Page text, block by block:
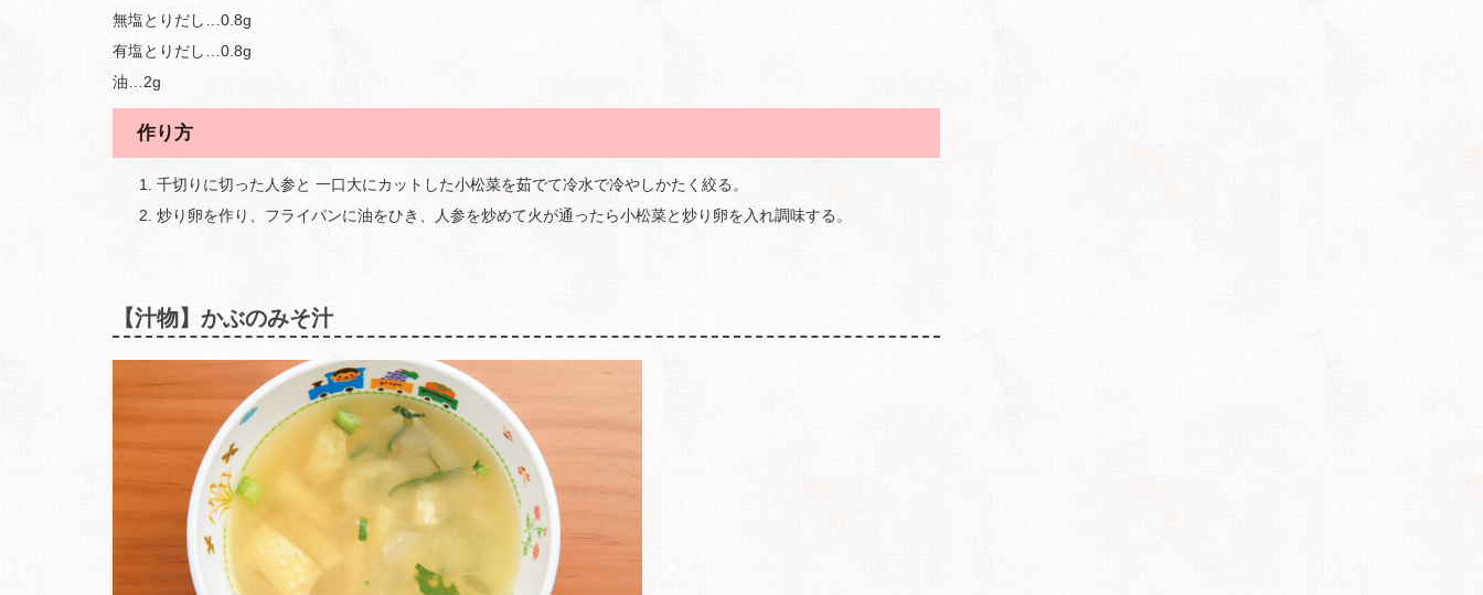
無塩とりだし…0.8g
有塩とりだし…0.8g
油…2g
作り方
千切りに切った人参と 一口大にカットした小松菜を茹でて冷水で冷やしかたく絞る。
炒り卵を作り、フライパンに油をひき、人参を炒めて火が通ったら小松菜と炒り卵を入れ調味する。
【汁物】かぶのみそ汁